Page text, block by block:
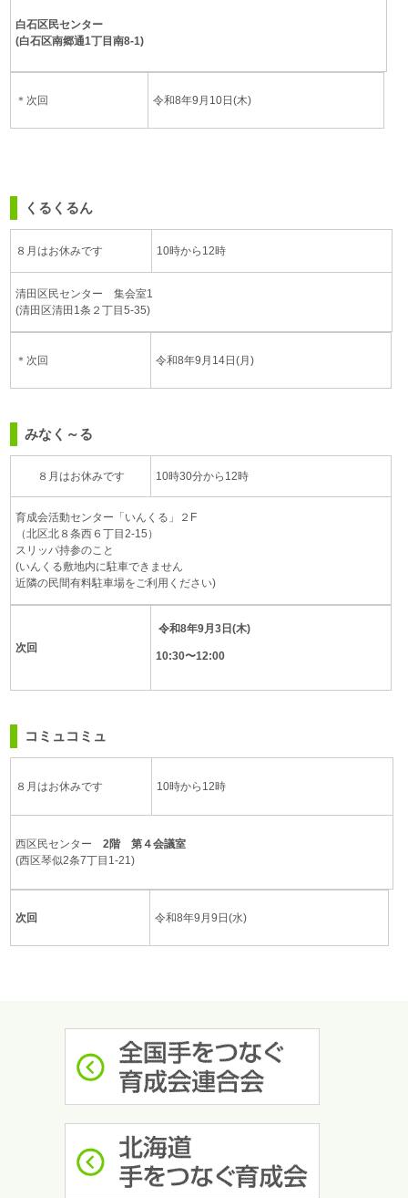
白石区民センター
(白石区南郷通1丁目南8-1)
＊次回 令和8年9月10日(木)
くるくるん
８月はお休みです 10時から12時
清田区民センター 集会室1
(清田区清田1条２丁目5-35)
＊次回 令和8年9月14日(月)
みなく～る
８月はお休みです 10時30分から12時
育成会活動センター「いんくる」２F
（北区北８条西６丁目2-15）
スリッパ持参のこと
(いんくる敷地内に駐車できません
近隣の民間有料駐車場をご利用ください)
次回
令和8年9月3日(木)
10:30〜12:00
コミュコミュ
８月はお休みです 10時から12時
西区民センター 2階 第４会議室
(西区琴似2条7丁目1-21)
次回 令和8年9月9日(水)